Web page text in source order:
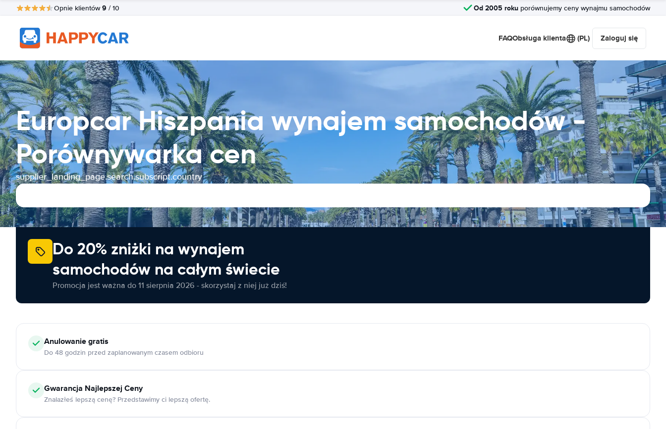
Opnie klientów9 / 10 Od 2005 roku porównujemy ceny wynajmu samochodów
FAQObsługa klienta (PL) Zaloguj się
Europcar Hiszpania wynajem samochodów -
Porównywarka cen
supplier_landing_page.search.subscript.country
Do 20% zniżki na wynajem
samochodów na całym świecie
Promocja jest ważna do 11 sierpnia 2026 - skorzystaj z niej już dziś!
Anulowaniegratis
Do 48 godzin przed zaplanowanym czasem odbioru
Gwarancja Najlepszej Ceny
Znalazłeś lepszą cenę? Przedstawimy ci lepszą ofertę.